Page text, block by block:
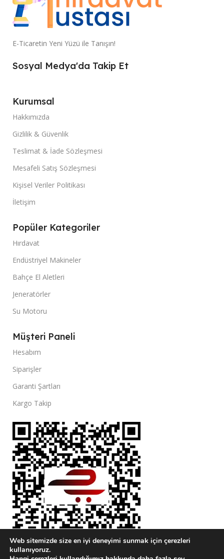
E-Ticaretin Yeni Yüzü ile Tanışın!
Sosyal Medya'da Takip Et
Kurumsal
Hakkımızda
Gizlilik & Güvenlik
Teslimat & İade Sözleşmesi
Mesafeli Satış Sözleşmesi
Kişisel Veriler Politikası
İletişim
Popüler Kategoriler
Hırdavat
Endüstriyel Makineler
Bahçe El Aletleri
Jeneratörler
Su Motoru
Müşteri Paneli
Hesabım
Siparişler
Garanti Şartları
Kargo Takip
Web sitemizde size en iyi deneyimi sunmak için çerezleri
kullanıyoruz.